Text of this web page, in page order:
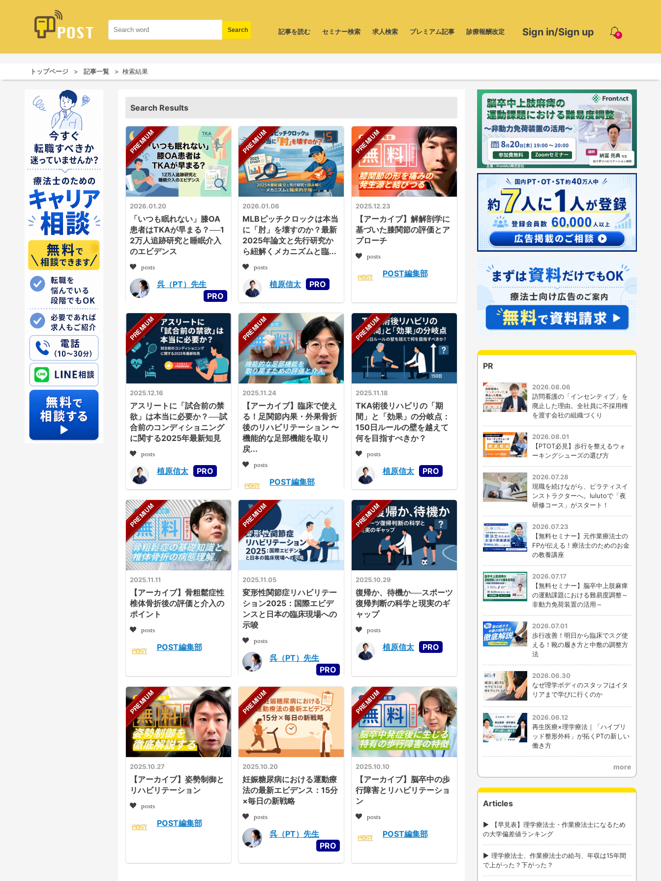
0
Sign in/Sign up
記事を読む セミナー検索 求人検索 プレミアム記事 診療報酬改定
トップページ 記事一覧 検索結果
Search Results
2026.01.20
「いつも眠れない」膝OA
患者はTKAが早まる？──1
2万人追跡研究と睡眠介入
のエビデンス
posts
呉（PT）先生
2026.01.06
MLBピッチクロックは本当
に「肘」を壊すのか？最新
2025年論文と先行研究か
ら紐解くメカニズムと臨...
posts
植原信太
2025.12.23
【アーカイブ】解解剖学に
基づいた膝関節の評価とア
プローチ
posts
POST編集部
2025.12.16
アスリートに「試合前の禁
欲」は本当に必要か？──試
合前のコンディショニング
に関する2025年最新知見
posts
植原信太
2025.11.24
【アーカイブ】臨床で使え
る！足関節内果・外果骨折
後のリハビリテーション 〜
機能的な足部機能を取り
戻...
posts
POST編集部
2025.11.18
TKA術後リハビリの「期
間」と「効果」の分岐点：
150日ルールの壁を越えて
何を目指すべきか？
posts
植原信太
2025.11.11
【アーカイブ】骨粗鬆症性
椎体骨折後の評価と介入の
ポイント
posts
POST編集部
2025.11.05
変形性関節症リハビリテー
ション2025：国際エビデ
ンスと日本の臨床現場への
示唆
posts
呉（PT）先生
2025.10.29
復帰か、待機か──スポーツ
復帰判断の科学と現実のギ
ャップ
posts
植原信太
2025.10.27
【アーカイブ】姿勢制御と
リハビリテーション
posts
POST編集部
2025.10.20
妊娠糖尿病における運動療
法の最新エビデンス：15分
×毎日の新戦略
posts
呉（PT）先生
2025.10.10
【アーカイブ】脳卒中の歩
行障害とリハビリテーショ
ン
posts
POST編集部
PR
2026.08.06
訪問看護の「インセンティブ」を
廃止した理由。全社員に不採用権
を渡す会社の組織づくり
2026.08.01
【PTOT必見】歩行を整えるウォ
ーキングシューズの選び方
2026.07.28
現職を続けながら、ピラティスイ
ンストラクターへ。lulutoで「夜
研修コース」がスタート！
2026.07.23
【無料セミナー】元作業療法士の
FPが伝える！療法士のためのお金
の教養講座
2026.07.17
【無料セミナー】脳卒中上肢麻痺
の運動課題における難易度調整～
非動力免荷装置の活用～
2026.07.01
歩行改善！明日から臨床でスグ使
える！靴の履き方と中敷の調整方
法
2026.06.30
なぜ理学ボディのスタッフはイタ
リアまで学びに行くのか
2026.06.12
再生医療×理学療法｜「ハイブリ
ッド整形外科」が拓くPTの新しい
働き方
more
Articles
【早見表】理学療法士・作業療法士になるため
の大学偏差値ランキング
理学療法士、作業療法士の給与、年収は15年間
で上がった？下がった？